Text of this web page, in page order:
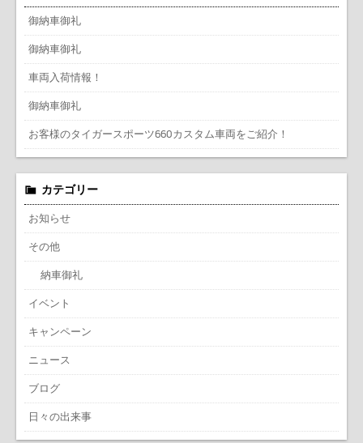
御納車御礼
御納車御礼
車両入荷情報！
御納車御礼
お客様のタイガースポーツ660カスタム車両をご紹介！
カテゴリー
お知らせ
その他
納車御礼
イベント
キャンペーン
ニュース
ブログ
日々の出来事